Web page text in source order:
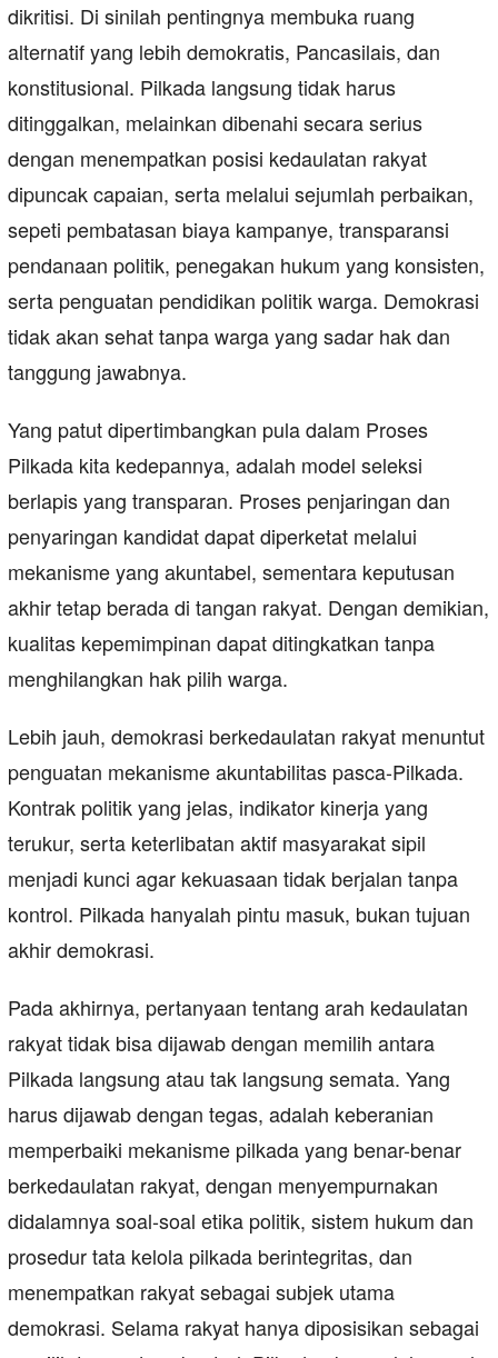
dikritisi. Di sinilah pentingnya membuka ruang
alternatif yang lebih demokratis, Pancasilais, dan
konstitusional. Pilkada langsung tidak harus
ditinggalkan, melainkan dibenahi secara serius
dengan menempatkan posisi kedaulatan rakyat
dipuncak capaian, serta melalui sejumlah perbaikan,
sepeti pembatasan biaya kampanye, transparansi
pendanaan politik, penegakan hukum yang konsisten,
serta penguatan pendidikan politik warga. Demokrasi
tidak akan sehat tanpa warga yang sadar hak dan
tanggung jawabnya.
Yang patut dipertimbangkan pula dalam Proses
Pilkada kita kedepannya, adalah model seleksi
berlapis yang transparan. Proses penjaringan dan
penyaringan kandidat dapat diperketat melalui
mekanisme yang akuntabel, sementara keputusan
akhir tetap berada di tangan rakyat. Dengan demikian,
kualitas kepemimpinan dapat ditingkatkan tanpa
menghilangkan hak pilih warga.
Lebih jauh, demokrasi berkedaulatan rakyat menuntut
penguatan mekanisme akuntabilitas pasca-Pilkada.
Kontrak politik yang jelas, indikator kinerja yang
terukur, serta keterlibatan aktif masyarakat sipil
menjadi kunci agar kekuasaan tidak berjalan tanpa
kontrol. Pilkada hanyalah pintu masuk, bukan tujuan
akhir demokrasi.
Pada akhirnya, pertanyaan tentang arah kedaulatan
rakyat tidak bisa dijawab dengan memilih antara
Pilkada langsung atau tak langsung semata. Yang
harus dijawab dengan tegas, adalah keberanian
memperbaiki mekanisme pilkada yang benar-benar
berkedaulatan rakyat, dengan menyempurnakan
didalamnya soal-soal etika politik, sistem hukum dan
prosedur tata kelola pilkada berintegritas, dan
menempatkan rakyat sebagai subjek utama
demokrasi. Selama rakyat hanya diposisikan sebagai